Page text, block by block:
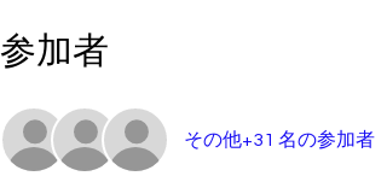
参加者
その他+31 名の参加者